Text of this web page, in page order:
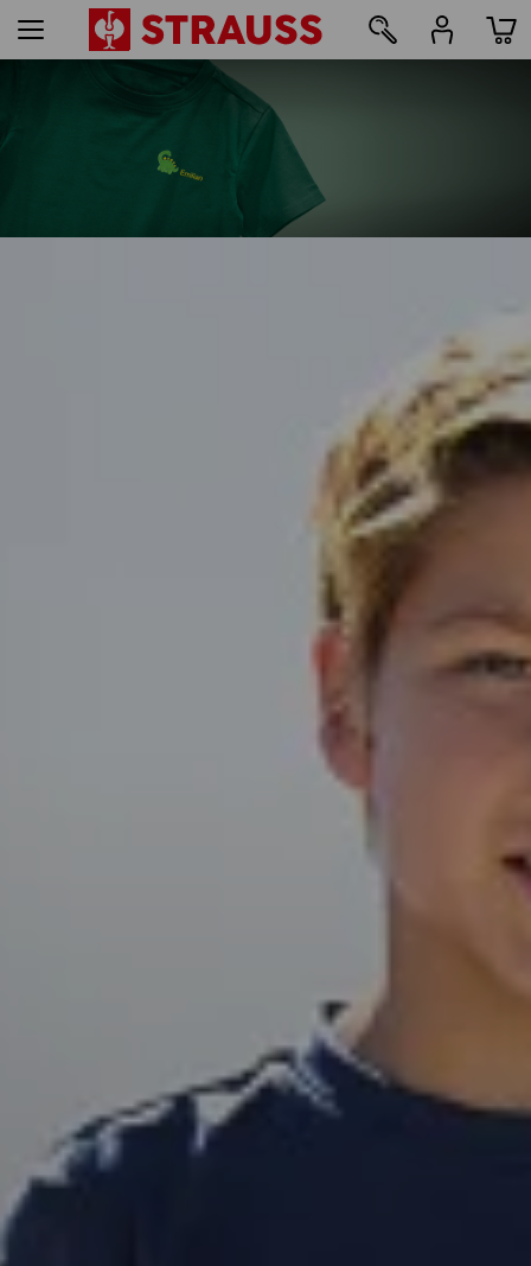
Personnaliser facilement
en ligne maintenant
lire la suite
36